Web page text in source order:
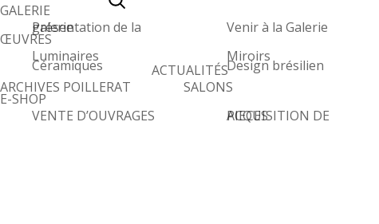
GALERIE
Présentation de la galerie
Venir à la Galerie
ŒUVRES
Luminaires
Miroirs
Céramiques
Design brésilien
ARCHIVES POILLERAT
ACTUALITÉS
SALONS
E-SHOP
VENTE D’OUVRAGES
ACQUISITION DE PIECES